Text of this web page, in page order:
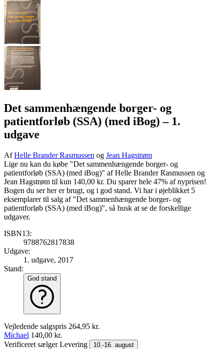
Det sammenhængende borger- og
patientforløb (SSA) (med iBog)– 1.
udgave
AfHelle Brander Rasmussen og Jean Hagstrøm
Lige nu kan du købe "Det sammenhængende borger- og
patientforløb (SSA) (med iBog)" af Helle Brander Rasmussen og
Jean Hagstrøm til kun 140,00 kr. Du sparer hele 47% af nyprisen!
Bogen du ser her er brugt, og i god stand. Vi har i øjeblikket 5
eksemplarer til salg af "Det sammenhængende borger- og
patientforløb (SSA) (med iBog)", så husk at se de forskellige
udgaver.
ISBN13:
9788762817838
Udgave:
1. udgave, 2017
Stand:
God stand
Vejledende salgspris 264,95 kr.
Michael 140,00 kr.
Verificeret sælgerLevering 10.-16. august